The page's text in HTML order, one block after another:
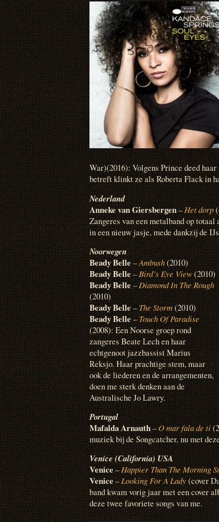
War)(2016): Volgens Prince deed
betreft klinkt ze als Roberta Flack in
Nederland
Anneke van Giersbergen–Het dorp
Zangeres van een metalband op
in een nieuw jasje, mede dankzij de
Noorwegen
Beady Belle–Ambush(2010)
Beady Belle–Bird’s Eye View(2010)
Beady Belle–Diamond In The Rough
(2010)
Beady Belle–The Storm(2010)
Beady Belle–Touch Of Paradise
(2008): Een Noorse groep rond
zangeres Beate Lech en haar
echtgenoot jazzbassist Marius
Reksjo. Haar prachtige stem, maar
ook de liederen en de arrangementen,
doen me sterk denken aan de
Australische Jo Lawry.
Portugal
Mafalda Arnauth–O mar fala de ti
muziek bij de Songcatcher, nu met
Venice (California) USA
Venice–Happier Than The Morning
Venice–Looking For A Lady(cover
band kwam vorig jaar met een cover
deze twee favoriete songs van me.